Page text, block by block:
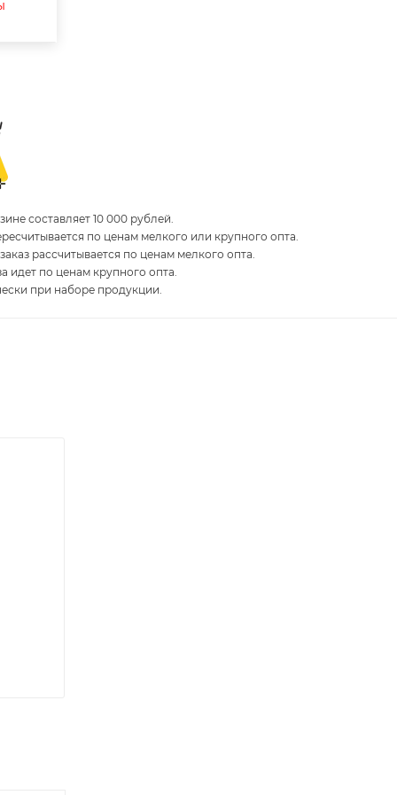
составляет 10 000 рублей.
по ценам мелкого или крупного опта.
рассчитывается по ценам мелкого опта.
идет по ценам крупного опта.
при наборе продукции.